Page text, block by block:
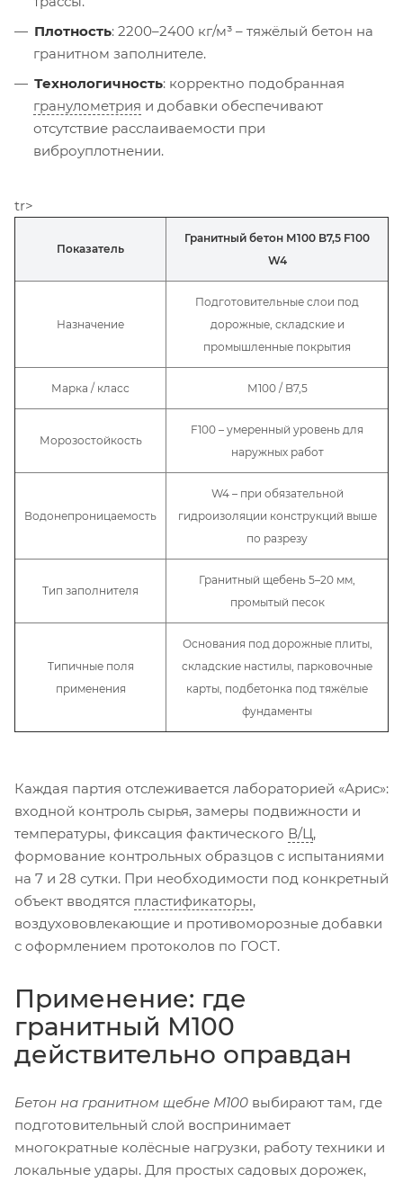
Плотность: 2200–2400 кг/м³ – тяжёлый бетон на
гранитном заполнителе.
Технологичность: корректно подобранная
гранулометрия и добавки обеспечивают
отсутствие расслаиваемости при
виброуплотнении.
tr>
Показатель
Гранитный бетон М100 B7,5 F100
W4
Назначение
Подготовительные слои под
дорожные, складские и
промышленные покрытия
Марка / класс М100 / B7,5
Морозостойкость
F100 – умеренный уровень для
наружных работ
Водонепроницаемость
W4 – при обязательной
гидроизоляции конструкций выше
по разрезу
Тип заполнителя
Гранитный щебень 5–20 мм,
промытый песок
Типичные поля
применения
Основания под дорожные плиты,
складские настилы, парковочные
карты, подбетонка под тяжёлые
фундаменты
Каждая партия отслеживается лабораторией «Арис»:
входной контроль сырья, замеры подвижности и
температуры, фиксация фактического В/Ц,
формование контрольных образцов с испытаниями
на 7 и 28 сутки. При необходимости под конкретный
объект вводятся пластификаторы,
воздухововлекающие и противоморозные добавки
с оформлением протоколов по ГОСТ.
Применение: где
гранитный М100
действительно оправдан
Бетон на гранитном щебне М100 выбирают там, где
подготовительный слой воспринимает
многократные колёсные нагрузки, работу техники и
локальные удары. Для простых садовых дорожек,